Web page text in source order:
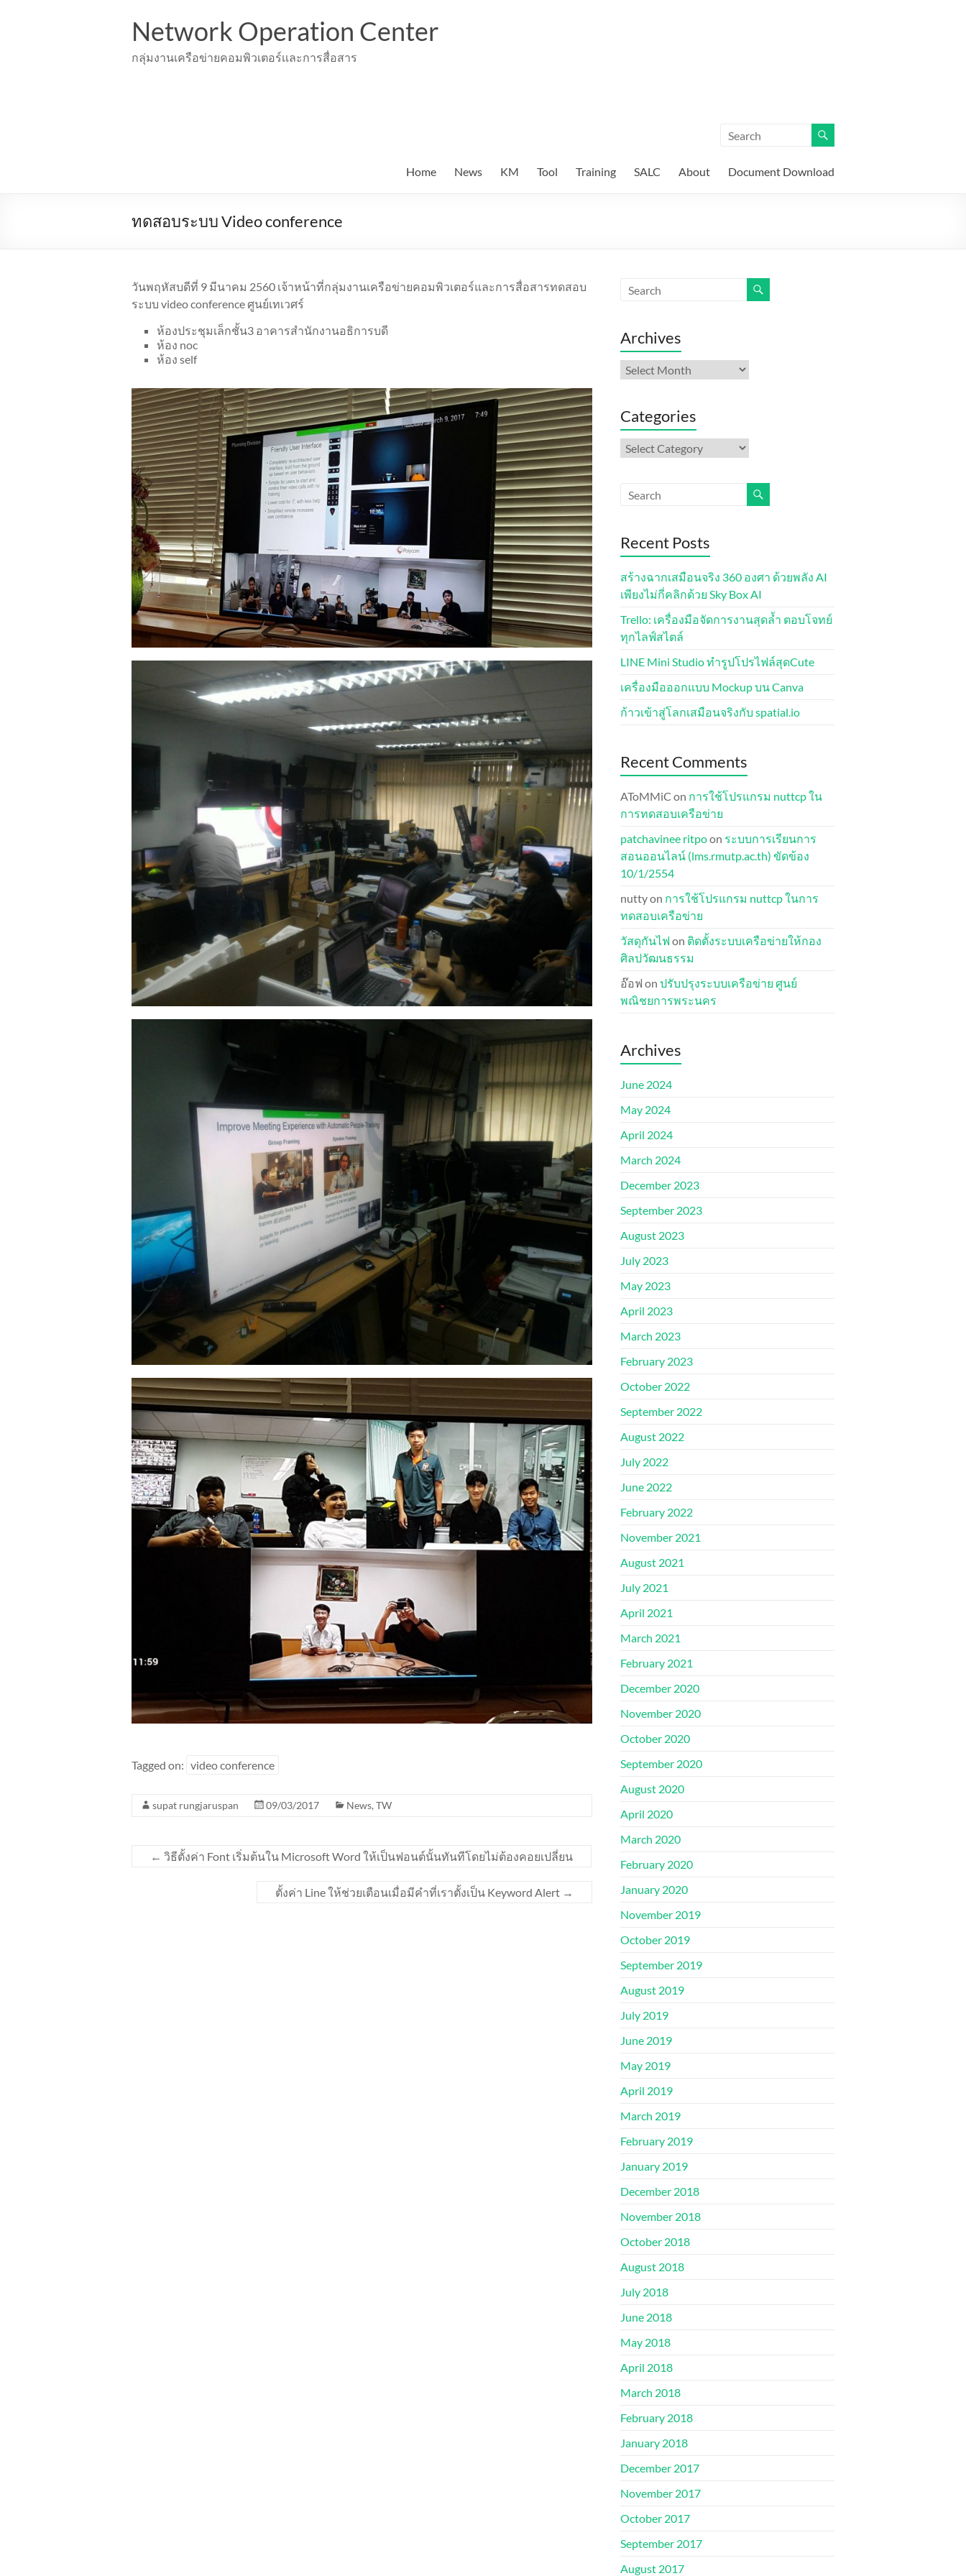
Network Operation Center
กลุ่มงานเครือข่ายคอมพิวเตอร์เเละการสื่อสาร
Home News KM Tool Training SALC About Document Download
ทดสอบระบบ Video conference
วันพฤหัสบดีที่ 9 มีนาคม 2560 เจ้าหน้าที่กลุ่มงานเครือข่ายคอมพิวเตอร์และการสื่อสารทดสอบ
ระบบ video conference ศูนย์เทเวศร์
ห้องประชุมเล็กชั้น3 อาคารสำนักงานอธิการบดี
ห้อง noc
ห้อง self
Tagged on: video conference
supat rungjaruspan 09/03/2017 News, TW
← วิธีตั้งค่า Font เริ่มต้นใน Microsoft Word ให้เป็นฟอนต์นั้นทันทีโดยไม่ต้องคอยเปลี่ยน
ตั้งค่า Line ให้ช่วยเตือนเมื่อมีคำที่เราตั้งเป็น Keyword Alert →
Archives
Archives
Categories
Categories
Recent Posts
สร้างฉากเสมือนจริง 360 องศา ด้วยพลัง AI
เพียงไม่กี่คลิกด้วย Sky Box AI
Trello: เครื่องมือจัดการงานสุดล้ำ ตอบโจทย์
ทุกไลฟ์สไตล์
LINE Mini Studio ทำรูปโปรไฟล์สุดCute
เครื่องมือออกแบบ Mockup บน Canva
ก้าวเข้าสู่โลกเสมือนจริงกับ spatial.io
Recent Comments
AToMMiC on การใช้โปรแกรม nuttcp ใน
การทดสอบเครือข่าย
patchavinee ritpoon ระบบการเรียนการ
สอนออนไลน์ (lms.rmutp.ac.th) ขัดข้อง
10/1/2554
nuttyon การใช้โปรแกรม nuttcp ในการ
ทดสอบเครือข่าย
วัสดุกันไฟ on ติดตั้งระบบเครือข่ายให้กอง
ศิลปวัฒนธรรม
อ๊อฟ on ปรับปรุงระบบเครือข่าย ศูนย์
พณิชยการพระนคร
Archives
June 2024
May 2024
April 2024
March 2024
December 2023
September 2023
August 2023
July 2023
May 2023
April 2023
March 2023
February 2023
October 2022
September 2022
August 2022
July 2022
June 2022
February 2022
November 2021
August 2021
July 2021
April 2021
March 2021
February 2021
December 2020
November 2020
October 2020
September 2020
August 2020
April 2020
March 2020
February 2020
January 2020
November 2019
October 2019
September 2019
August 2019
July 2019
June 2019
May 2019
April 2019
March 2019
February 2019
January 2019
December 2018
November 2018
October 2018
August 2018
July 2018
June 2018
May 2018
April 2018
March 2018
February 2018
January 2018
December 2017
November 2017
October 2017
September 2017
August 2017